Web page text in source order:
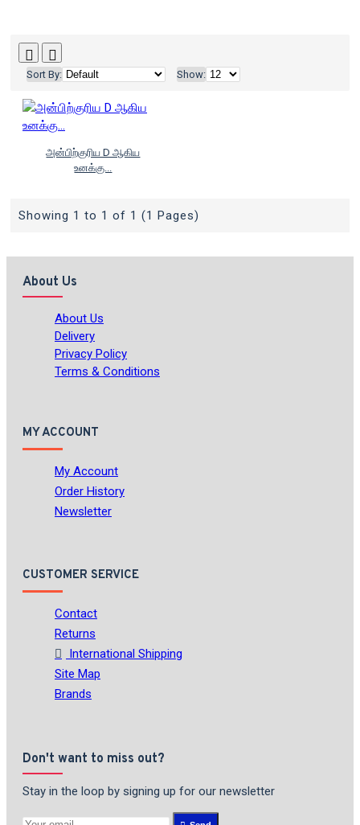
Sort By: Show:
அன்பிற்குரிய D ஆகிய
உனக்கு...
Showing 1 to 1 of 1 (1 Pages)
About Us
About Us
Delivery
Privacy Policy
Terms & Conditions
MY ACCOUNT
My Account
Order History
Newsletter
CUSTOMER SERVICE
Contact
Returns
International Shipping
Site Map
Brands
Don't want to miss out?
Stay in the loop by signing up for our newsletter